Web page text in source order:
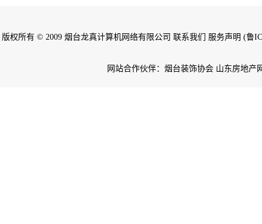
版权所有 © 2009 烟台龙真计算机网络有限公司 联系我们 服务声明 (鲁
网站合作伙伴：烟台装饰协会 山东房地